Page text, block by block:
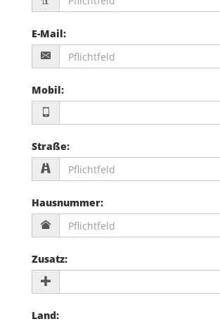
E-Mail:
Mobil:
Straße:
Hausnummer:
Zusatz:
Land: